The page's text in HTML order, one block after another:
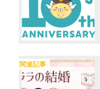
関連記事